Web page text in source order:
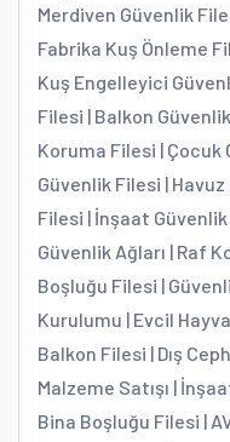
Merdiven Güvenlik
Fabrika Kuş Önleme
Kuş Engelleyici
Filesi | Balkon
Koruma Filesi | Çocuk
Güvenlik Filesi |
Filesi | İnşaat
Güvenlik Ağları | Raf
Boşluğu Filesi |
Kurulumu | Evcil
Balkon Filesi | Dış
Malzeme Satışı |
Bina Boşluğu Filesi |